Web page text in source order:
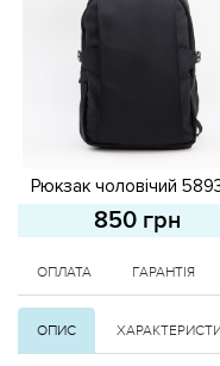
Рюкзак чоловічий
Чорний
850 грн
ОПЛАТА ГАРАНТІЯ
ОПИС